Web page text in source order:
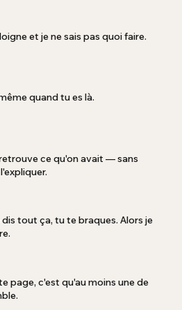
et je ne sais pas quoi faire.
quand tu es là.
ce qu'on avait — sans
dis tout ça, tu te braques. Alors je
page, c'est qu'au moins une de